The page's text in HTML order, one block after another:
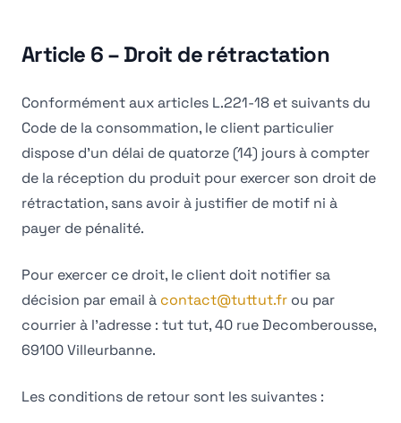
Article 6 – Droit de rétractation
Conformément aux articles L.221-18 et suivants du
Code de la consommation, le client particulier
dispose d'un délai de quatorze (14) jours à compter
de la réception du produit pour exercer son droit de
rétractation, sans avoir à justifier de motif ni à
payer de pénalité.
Pour exercer ce droit, le client doit notifier sa
décision par email à contact@tuttut.fr ou par
courrier à l'adresse : tut tut, 40 rue Decomberousse,
69100 Villeurbanne.
Les conditions de retour sont les suivantes :